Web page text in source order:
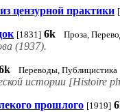
цензурной практики
[1831] 6k Проза,
(1937).
Переводы, Публицистика
истории [Histoire
прошлого [1919]